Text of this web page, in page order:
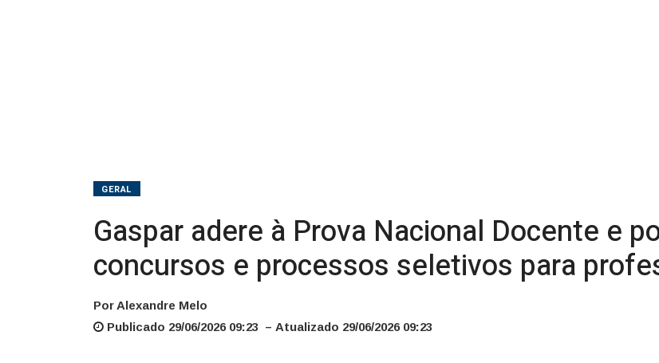
processos
seletivos
professores
GERAL
Gaspar adere à Prova Nacional Docente e
concursos e processos seletivos para
Por Alexandre Melo
Publicado 29/06/2026 09:23 – Atualizado 29/06/2026 09:23